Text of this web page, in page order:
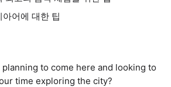
어에 대한 팁
to come here and looking to
time exploring the city?